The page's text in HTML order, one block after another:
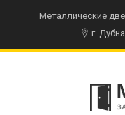
Металлические
г.